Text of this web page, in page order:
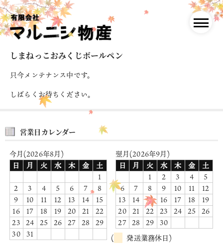
しまねっこおみくじボールペン
只今メンテナンス中です。
しばらくお待ちください。
営業日カレンダー
今月(2026年8月)
日
月 火 水 木 金
土
1
2
3 4 5 6 7
8
9
10 11 12 13 14
15
16
17 18 19 20 21
22
23 24 25 26 27 28
29
30 31
翌月(2026年9月)
日
月 火 水 木 金
土
1
2 3 4
5
6
7 8 9 10 11
12
13
14 15 16 17 18
19
20 21 22 23 24 25
26
27 28 29 30
(
発送業務休日)